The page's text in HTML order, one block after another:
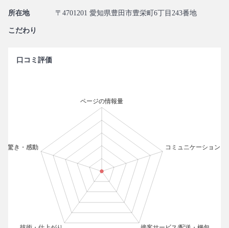
所在地 〒4701201 愛知県豊田市豊栄町6丁目243番地
こだわり
口コミ評価